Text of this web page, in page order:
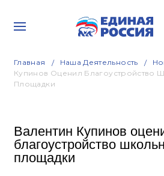
Главная Наша Деятельность
Купинов Оценил Благоустройство
Площадки
Валентин Купинов
благоустройство
площадки